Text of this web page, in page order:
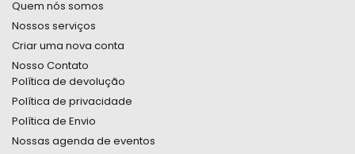
Quem nós somos
Nossos serviços
Criar uma nova conta
Nosso Contato
Política de devolução
Política de privacidade
Política de Envio
Nossas agenda de eventos